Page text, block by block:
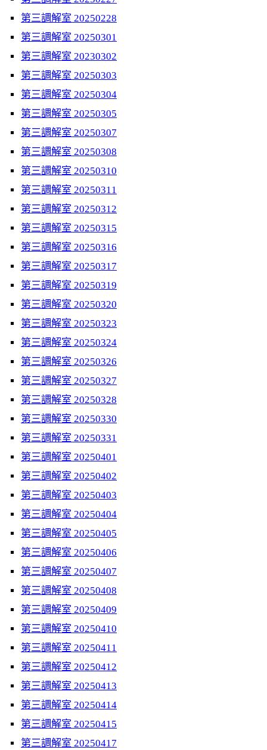
第三調解室 20250228
第三調解室 20250301
第三調解室 20230302
第三調解室 20250303
第三調解室 20250304
第三調解室 20250305
第三調解室 20250307
第三調解室 20250308
第三調解室 20250310
第三調解室 20250311
第三調解室 20250312
第三調解室 20250315
第三調解室 20250316
第三調解室 20250317
第三調解室 20250319
第三調解室 20250320
第三調解室 20250323
第三調解室 20250324
第三調解室 20250326
第三調解室 20250327
第三調解室 20250328
第三調解室 20250330
第三調解室 20250331
第三調解室 20250401
第三調解室 20250402
第三調解室 20250403
第三調解室 20250404
第三調解室 20250405
第三調解室 20250406
第三調解室 20250407
第三調解室 20250408
第三調解室 20250409
第三調解室 20250410
第三調解室 20250411
第三調解室 20250412
第三調解室 20250413
第三調解室 20250414
第三調解室 20250415
第三調解室 20250417